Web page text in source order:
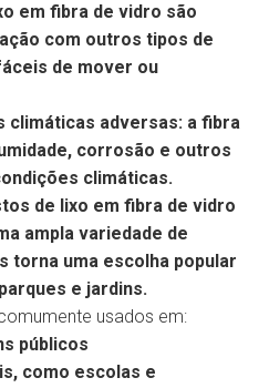
em fibra de vidro são
com outros tipos de
de mover ou
climáticas adversas: a fibra
corrosão e outros
climáticas.
de lixo em fibra de vidro
ampla variedade de
torna uma escolha popular
e jardins.
usados em:
públicos
como escolas e